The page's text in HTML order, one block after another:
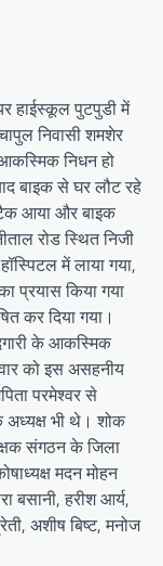
हाईस्कूल पुटपुडी में
निवासी शमशेर
निधन हो
बाइक से घर लौट रहे
आया और बाइक
रोड स्थित निजी
में लाया गया,
प्रयास किया गया
कर दिया गया।
के आकस्मिक
को इस असहनीय
परमेश्वर से
अध्यक्ष भी थे। शोक
संगठन के जिला
मदन मोहन
बसानी, हरीश आर्य,
अशीष बिष्ट, मनोज